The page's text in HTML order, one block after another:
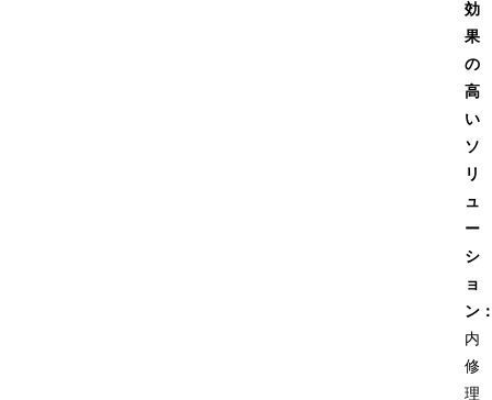
効
果
の
高
い
ソ
リ
ュ
ー
シ
ョ
ン
内
修
理